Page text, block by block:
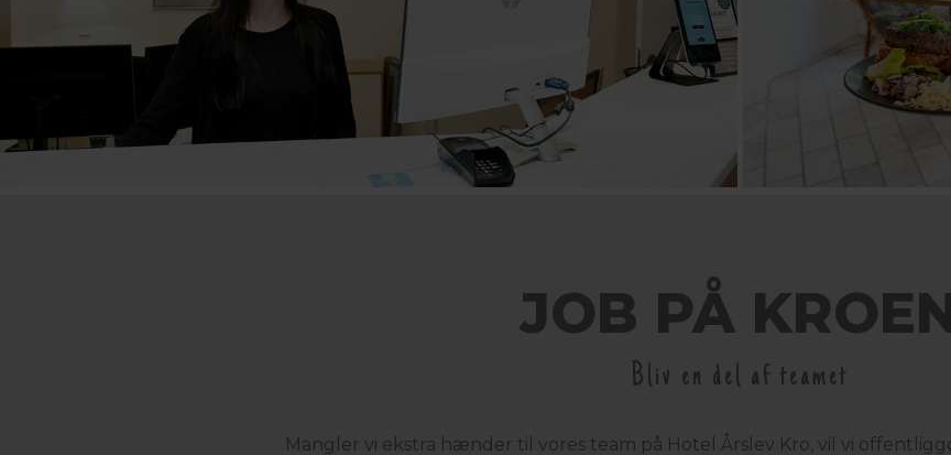
JOB PÅ
Bliv en del af teamet
Mangler vi ekstra hænder til vores team på Hotel Årslev Kro, vil vi